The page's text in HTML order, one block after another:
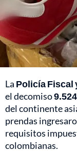
La Policía Fiscal
el decomiso
del continente
prendas
requisitos
colombianas.